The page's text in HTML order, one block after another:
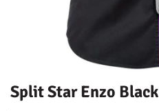
Split Star Enzo Black